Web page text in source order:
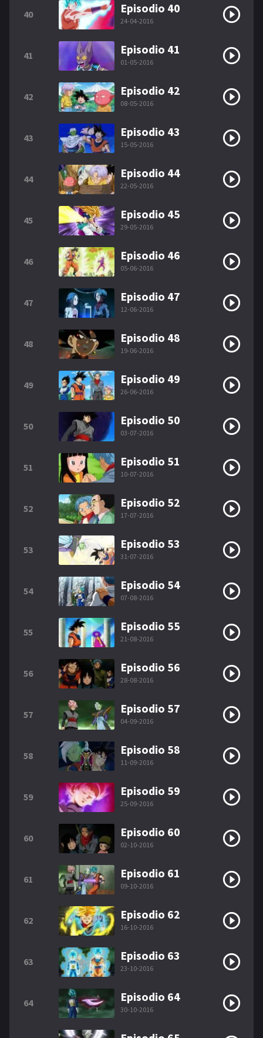
40 Episodio 40
24-04-2016
41 Episodio 41
01-05-2016
42 Episodio 42
08-05-2016
43 Episodio 43
15-05-2016
44 Episodio 44
22-05-2016
45 Episodio 45
29-05-2016
46 Episodio 46
05-06-2016
47 Episodio 47
12-06-2016
48 Episodio 48
19-06-2016
49 Episodio 49
26-06-2016
50 Episodio 50
03-07-2016
51 Episodio 51
10-07-2016
52 Episodio 52
17-07-2016
53 Episodio 53
31-07-2016
54 Episodio 54
07-08-2016
55 Episodio 55
21-08-2016
56 Episodio 56
28-08-2016
57 Episodio 57
04-09-2016
58 Episodio 58
11-09-2016
59 Episodio 59
25-09-2016
60 Episodio 60
02-10-2016
61 Episodio 61
09-10-2016
62 Episodio 62
16-10-2016
63 Episodio 63
23-10-2016
64 Episodio 64
30-10-2016